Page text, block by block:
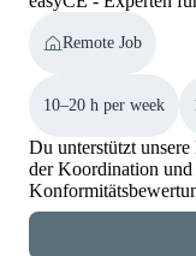
Remote Job
10–20 h per week
Du unterstützt
der Koordination